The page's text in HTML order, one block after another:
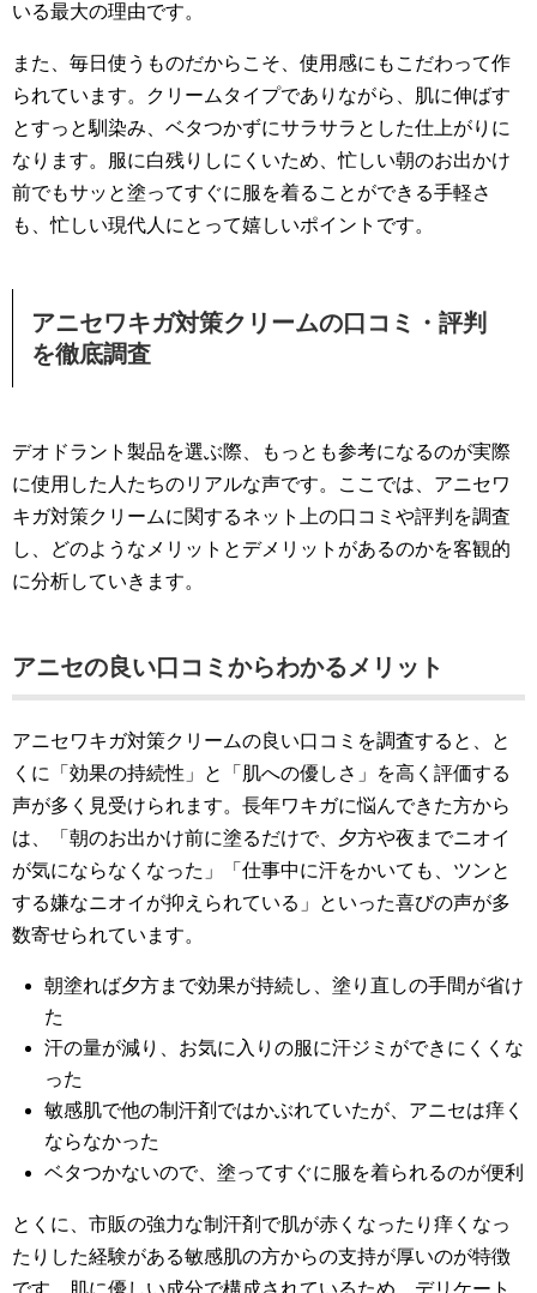
いる最大の理由です。
また、毎日使うものだからこそ、使用感にもこだわって作
られています。クリームタイプでありながら、肌に伸ばす
とすっと馴染み、ベタつかずにサラサラとした仕上がりに
なります。服に白残りしにくいため、忙しい朝のお出かけ
前でもサッと塗ってすぐに服を着ることができる手軽さ
も、忙しい現代人にとって嬉しいポイントです。
アニセワキガ対策クリームの口コミ・評判
を徹底調査
デオドラント製品を選ぶ際、もっとも参考になるのが実際
に使用した人たちのリアルな声です。ここでは、アニセワ
キガ対策クリームに関するネット上の口コミや評判を調査
し、どのようなメリットとデメリットがあるのかを客観的
に分析していきます。
アニセの良い口コミからわかるメリット
アニセワキガ対策クリームの良い口コミを調査すると、と
くに「効果の持続性」と「肌への優しさ」を高く評価する
声が多く見受けられます。長年ワキガに悩んできた方から
は、「朝のお出かけ前に塗るだけで、夕方や夜までニオイ
が気にならなくなった」「仕事中に汗をかいても、ツンと
する嫌なニオイが抑えられている」といった喜びの声が多
数寄せられています。
朝塗れば夕方まで効果が持続し、塗り直しの手間が省け
た
汗の量が減り、お気に入りの服に汗ジミができにくくな
った
敏感肌で他の制汗剤ではかぶれていたが、アニセは痒く
ならなかった
ベタつかないので、塗ってすぐに服を着られるのが便利
とくに、市販の強力な制汗剤で肌が赤くなったり痒くなっ
たりした経験がある敏感肌の方からの支持が厚いのが特徴
です。肌に優しい成分で構成されているため、デリケート